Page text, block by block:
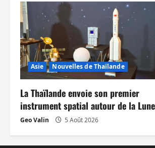
a
t
i
o
n
d
’
Asie Nouvelles de Thaïlande
La Thaïlande envoie son premier
instrument spatial autour de la Lune
Geo Valin 5 Août 2026